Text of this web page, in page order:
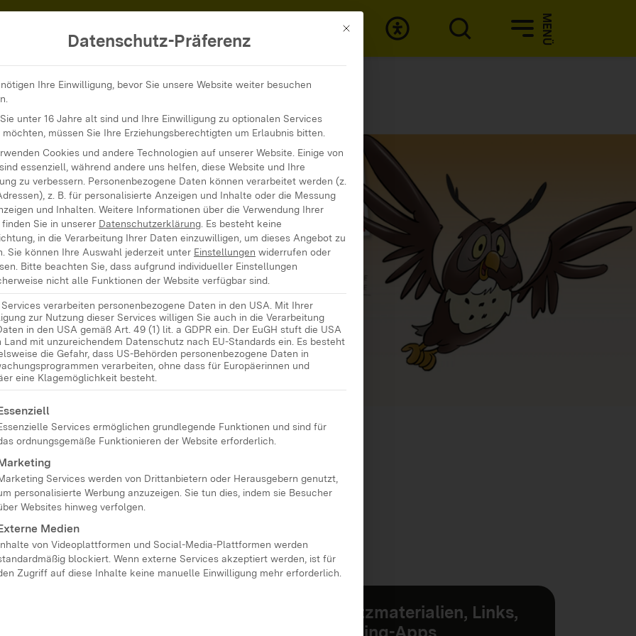
MENÜ
klar!: Soziale Netzwerke
Soziale
Landeszentrale für
erklärt Politik
klar!“
bearbeitet aktuelle
Anspruch der
und Schülern
gut
die Vorteile und
Zusatzmaterialien, Links,
Mit diesem Button wird der Dialog geschlossen. Seine
Datenschutz-Präferenz
Ihre Einwilligung, bevor Sie unsere Website weiter besuchen
unter 16 Jahre alt sind und Ihre Einwilligung zu optionalen Services
möchten, müssen Sie Ihre Erziehungsberechtigten um Erlaubnis bitten.
Cookies und andere Technologien auf unserer Website. Einige von
essenziell, während andere uns helfen, diese Website und Ihre
zu verbessern. Personenbezogene Daten können verarbeitet werden (z.
z. B. für personalisierte Anzeigen und Inhalte oder die Messung
und Inhalten. Weitere Informationen über die Verwendung Ihrer
finden Sie in unserer Datenschutzerklärung Es besteht keine
in die Verarbeitung Ihrer Daten einzuwilligen, um dieses Angebot zu
Sie können Ihre Auswahl jederzeit unter Einstellungen widerrufen oder
Bitte beachten Sie, dass aufgrund individueller Einstellungen
nicht alle Funktionen der Website verfügbar sind.
Services verarbeiten personenbezogene Daten in den USA. Mit Ihrer
zur Nutzung dieser Services willigen Sie auch in die Verarbeitung
in den USA gemäß Art. 49 (1) lit. a GDPR ein. Der EuGH stuft die USA
Land mit unzureichendem Datenschutz nach EU-Standards ein. Es besteht
die Gefahr, dass US-Behörden personenbezogene Daten in
verarbeiten, ohne dass für Europäerinnen und
eine Klagemöglichkeit besteht.
eine Liste der Service-Gruppen, für die eine Einwilligung erteilt werden kann. Die erste Service-Gruppe ist essenziell
Services ermöglichen grundlegende Funktionen und sind für
ordnungsgemäße Funktionieren der Website erforderlich.
Services werden von Drittanbietern oder Herausgebern genutzt,
personalisierte Werbung anzuzeigen. Sie tun dies, indem sie Besucher
Websites hinweg verfolgen.
Medien
von Videoplattformen und Social-Media-Plattformen werden
blockiert. Wenn externe Services akzeptiert werden, ist für
Zugriff auf diese Inhalte keine manuelle Einwilligung mehr erforderlich.